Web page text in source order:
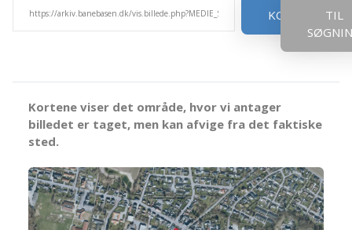
KOPIER
TIL
Kortene viser det område, hvor vi antager
billedet er taget, men kan afvige fra det faktiske
sted.